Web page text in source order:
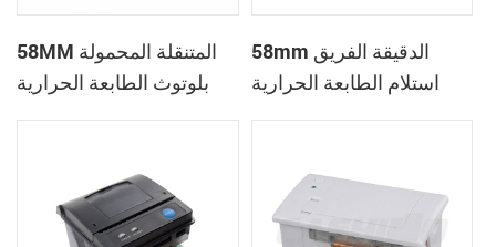
58MM المتنقلة المحمولة
بلوتوث الطابعة الحرارية
58mm الدقيقة الفريق
استلام الطابعة الحرارية